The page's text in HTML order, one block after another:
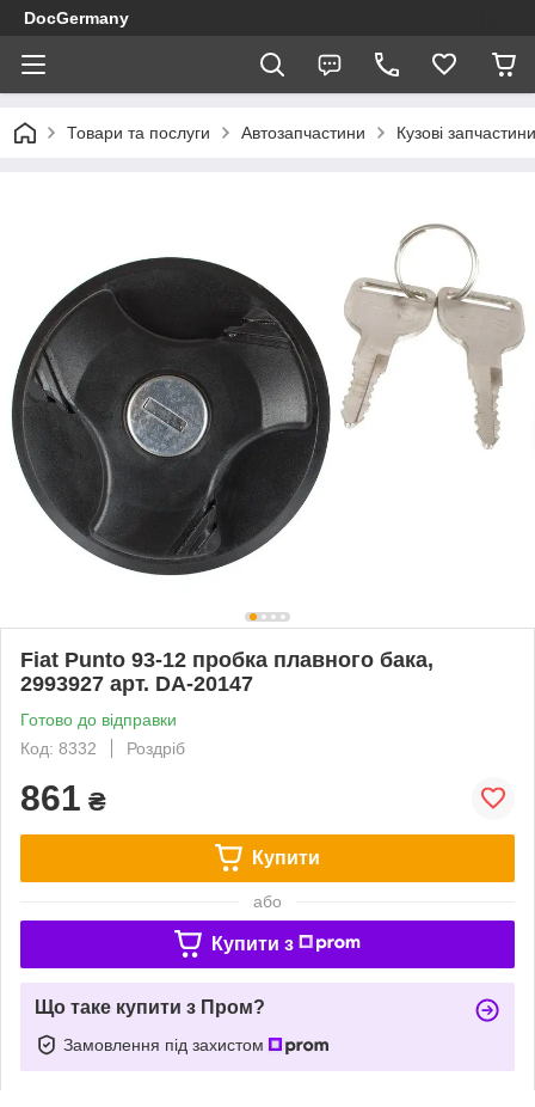
DocGermany
Товари та послуги Автозапчастини Кузові запчастини
Fiat Punto 93-12 пробка плавного бака,
2993927 арт. DA-20147
Готово до відправки
Код: 8332
Роздріб
861 ₴
Купити
або
Купити з
Що таке купити з Пром?
Замовлення під захистом